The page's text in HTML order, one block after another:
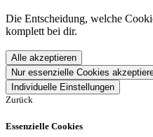
Die Entscheidung, welche
komplett bei dir.
Alle akzeptieren
Nur essenzielle Cookies
Individuelle Einstellungen
Zurück
Essenzielle Cookies